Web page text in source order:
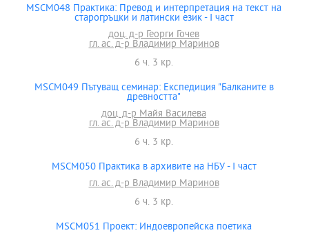
MSCM048 Практика: Превод и интерпретация на текст на
старогръцки и латински език - І част
доц. д-р Георги Гочев
гл. ас. д-р Владимир Маринов
6 ч. 3 кр.
MSCM049 Пътуващ семинар: Експедиция "Балканите в
древността"
доц. д-р Майя Василева
гл. ас. д-р Владимир Маринов
6 ч. 3 кр.
MSCM050 Практика в архивите на НБУ - І част
гл. ас. д-р Владимир Маринов
6 ч. 3 кр.
MSCM051 Проект: Индоевропейска поетика